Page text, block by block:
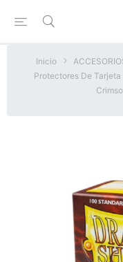
Inicio
Protectores De